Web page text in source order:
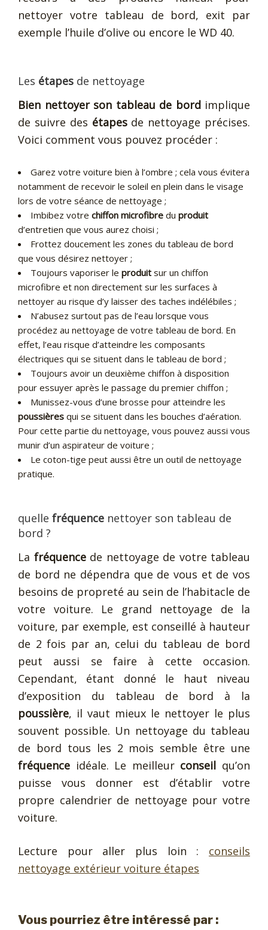
nettoyer votre tableau de bord, exit par
exemple l’huile d’olive ou encore le WD 40.
Les étapes de nettoyage
Bien nettoyer son tableau de bord implique
de suivre des étapesde nettoyage précises.
Voici comment vous pouvez procéder :
Garez votre voiture bien à l’ombre ; cela vous évitera
notamment de recevoir le soleil en plein dans le visage
lors de votre séance de nettoyage ;
Imbibez votre chiffon microfibre du produit
d’entretien que vous aurez choisi ;
Frottez doucement les zones du tableau de bord
que vous désirez nettoyer ;
Toujours vaporiser le produit sur un chiffon
microfibre et non directement sur les surfaces à
nettoyer au risque d’y laisser des taches indélébiles ;
N’abusez surtout pas de l’eau lorsque vous
procédez au nettoyage de votre tableau de bord. En
effet, l’eau risque d’atteindre les composants
électriques qui se situent dans le tableau de bord ;
Toujours avoir un deuxième chiffon à disposition
pour essuyer après le passage du premier chiffon ;
Munissez-vous d’une brosse pour atteindre les
poussières qui se situent dans les bouches d’aération.
Pour cette partie du nettoyage, vous pouvez aussi vous
munir d’un aspirateur de voiture ;
Le coton-tige peut aussi être un outil de nettoyage
pratique.
quelle fréquence nettoyer son tableau de
bord ?
La fréquencede nettoyage de votre tableau
de bord ne dépendra que de vous et de vos
besoins de propreté au sein de l’habitacle de
votre voiture. Le grand nettoyage de la
voiture, par exemple, est conseillé à hauteur
de 2 fois par an, celui du tableau de bord
peut aussi se faire à cette occasion.
Cependant, étant donné le haut niveau
d’exposition du tableau de bord à la
poussière, il vaut mieux le nettoyer le plus
souvent possible. Un nettoyage du tableau
de bord tous les 2 mois semble être une
fréquence idéale. Le meilleur conseil qu’on
puisse vous donner est d’établir votre
propre calendrier de nettoyage pour votre
voiture.
Lecture pour aller plus loin : conseils
nettoyage extérieur voiture étapes
Vous pourriez être intéressé par :